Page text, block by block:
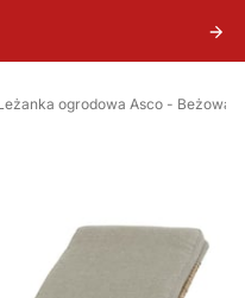
ogrodowa Asco - Beżowa